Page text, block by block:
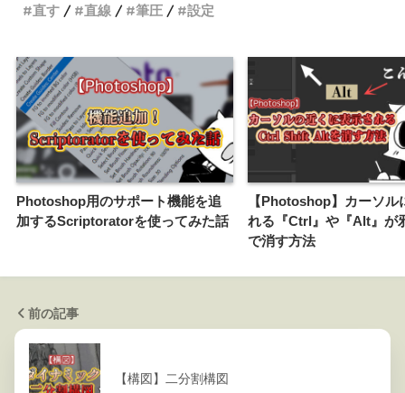
直す
直線 筆圧 設定
Photoshop用のサポート機能を追
加するScriptoratorを使ってみた話
【Photoshop】カーソル
れる『Ctrl』や『Alt』が
で消す方法
前の記事
【構図】二分割構図